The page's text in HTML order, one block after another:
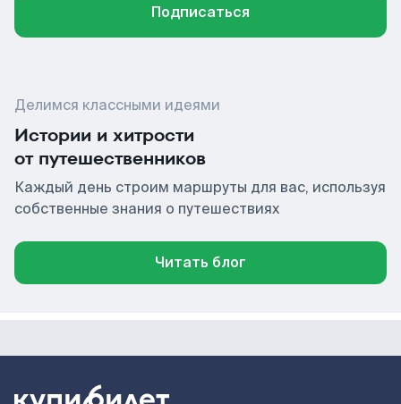
Подписаться
Делимся классными идеями
Истории и хитрости
от путешественников
Каждый день строим маршруты для вас, используя
собственные знания о путешествиях
Читать блог